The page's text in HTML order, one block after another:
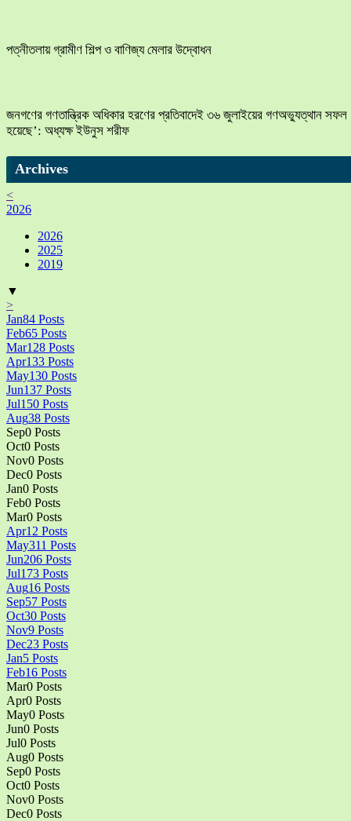
পত্নীতলায় গ্রামীণ শিল্প ও বাণিজ্য মেলার উদ্বোধন
জনগণের গণতান্ত্রিক অধিকার হরণের প্রতিবাদেই ৩৬ জুলাইয়ের গণঅভ্যুত্থান সফল
হয়েছে’: অধ্যক্ষ ইউনুস শরীফ
Archives
<
2026
2026
2025
2019
▼
>
Jan84 Posts
Feb65 Posts
Mar128 Posts
Apr133 Posts
May130 Posts
Jun137 Posts
Jul150 Posts
Aug38 Posts
Sep0 Posts
Oct0 Posts
Nov0 Posts
Dec0 Posts
Jan0 Posts
Feb0 Posts
Mar0 Posts
Apr12 Posts
May311 Posts
Jun206 Posts
Jul173 Posts
Aug16 Posts
Sep57 Posts
Oct30 Posts
Nov9 Posts
Dec23 Posts
Jan5 Posts
Feb16 Posts
Mar0 Posts
Apr0 Posts
May0 Posts
Jun0 Posts
Jul0 Posts
Aug0 Posts
Sep0 Posts
Oct0 Posts
Nov0 Posts
Dec0 Posts